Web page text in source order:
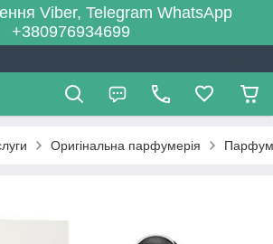
Viber, Telegram WhatsApp
+380976934699
Оригінальна парфумерія